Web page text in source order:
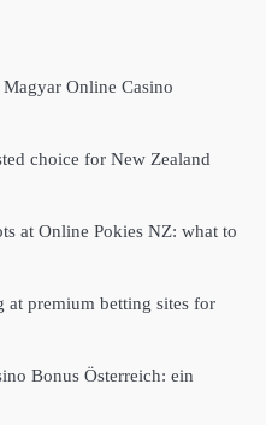
Online Casino
choice for New Zealand
at Online Pokies NZ: what to
at premium betting sites for
Bonus Österreich: ein